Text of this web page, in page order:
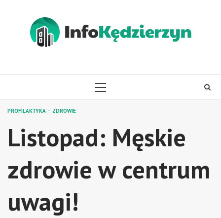
PRIMARY
PROFILAKTYKA ZDROWIE
Listopad: Męskie
zdrowie w centrum
uwagi!